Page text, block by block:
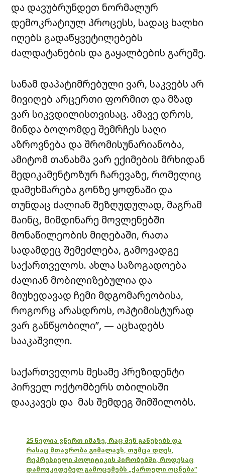
და დავუბრუნდეთ ნორმალურ
დემოკრატიულ პროცესს, სადაც ხალხი
იღებს გადაწყვეტილებებს
ძალდატანების და გაყალბების გარეშე.
სანამ დაპატიმრებული ვარ, საკვებს არ
მივიღებ არცერთი ფორმით და მზად
ვარ სიკვდილისთვისაც. ამავე დროს,
მინდა ბოლომდე შემრჩეს საღი
აზროვნება და შრომისუნარიანობა,
ამიტომ თანახმა ვარ ექიმების მრხიდან
მედიკამენტოზურ ჩარევაზე, რომელიც
დამეხმარება გონზე ყოფნაში და
თუნდაც ძალიან შეზღუდულად, მაგრამ
მაინც, მიმდინარე მოვლენებში
მონაწილეობის მიღებაში, რათა
სადამდეც შემეძლება, გამოვადგე
საქართველოს. ახლა საზოგადოება
ძალიან მობილიზებულია და
მიუხედავად ჩემი მდგომარეობისა,
როგორც არასდროს, ოპტიმისტურად
ვარ განწყობილი”, — აცხადებს
სააკაშვილი.
საქართველოს მესამე პრეზიდენტი
პირველ ოქტომბერს თბილისში
დააკავეს და მას შემდეგ შიმშილობს.
25 წელია ვწერთ იმაზე, რაც შენ გაწუხებს და
რასაც მთავრობა გიმალავს, თუმცა დღეს,
რეპრესიული პოლიტიკის პირობებში, როდესაც
დამოუკიდებელ გამოცემებს „ქართული ოცნება“